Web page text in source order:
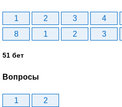
1 2 3 4
8
1 2 3
51 бет
Вопросы
1 2